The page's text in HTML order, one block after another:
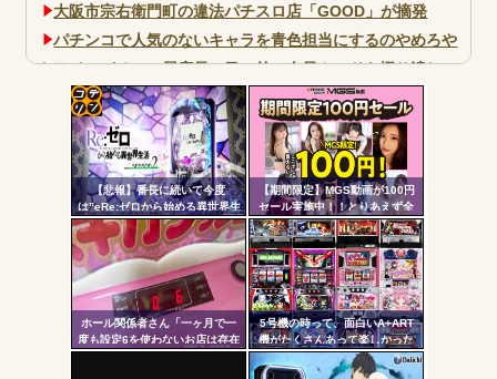
大阪市宗右衛門町の違法パチスロ店「GOOD」が摘発
パチンコで人気のないキャラを青色担当にするのやめろや
ワイ、パチンコ屋店員の目の前で会員カードを握り潰し
「今までありがとう」と...
無職のパチンコカス(22)なんやが、ワイの人生どれくらい
ヤバいか教えて？...
AngelBeats!とかいうクソアニメの思い出ｗｗｗ
Powered by livedoor 相互RSS
【悲報】番長に続いて今度
は”eRe:ゼロから始める異世界生
活2”で不正基板が発見された模
様…関係者さん「中古購入は控
えた方がいいと思います」
【期間限定】MGS動画が100円
セール実施中！！とりあえず全
部買うやろｗｗｗｗｗ
ホール関係者さん「一ヶ月で一
度も設定6を使わないお店は存在
5号機の時って、面白いA+ART
機がたくさんあって楽しかった
よなｗｗｗ
コテ
リン
- 固
定リ
ンク
自動
更新
ツー